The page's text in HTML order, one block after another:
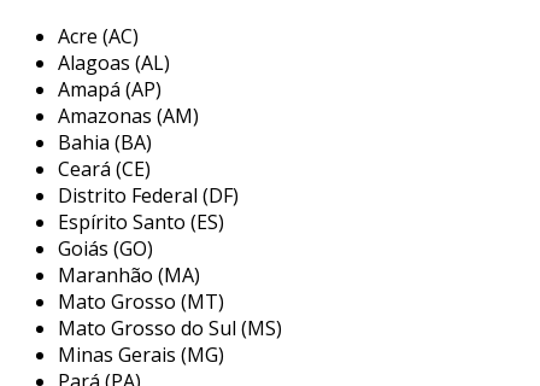
superfícies de vedação, uma fixa e outra
rotativa, que são pressionadas entre si. essa
configuração permite a criação de uma barreira
eficaz contra vazamentos, mesmo sob altas
pressões e temperaturas. a precisão na
fabricação dessas superfícies é crucial para
garantir um desempenho confiável e
duradouro.
principais aplicações do selo
mecânico tipo 21
devido à sua versatilidade, o selo mecânico tipo
Acre (AC)
Alagoas (AL)
Amapá (AP)
Amazonas (AM)
Bahia (BA)
Ceará (CE)
Distrito Federal (DF)
Espírito Santo (ES)
Goiás (GO)
Maranhão (MA)
Mato Grosso (MT)
Mato Grosso do Sul (MS)
Minas Gerais (MG)
Pará (PA)